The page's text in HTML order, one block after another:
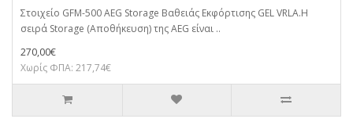
Στοιχείο GFM-500 AEG Storage Βαθειάς Εκφόρτισης GEL VRLA.Η
σειρά Storage (Αποθήκευση) της AEG είναι ..
270,00€
Χωρίς ΦΠΑ: 217,74€